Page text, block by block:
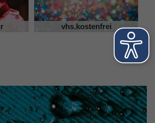
vhs.kostenfrei